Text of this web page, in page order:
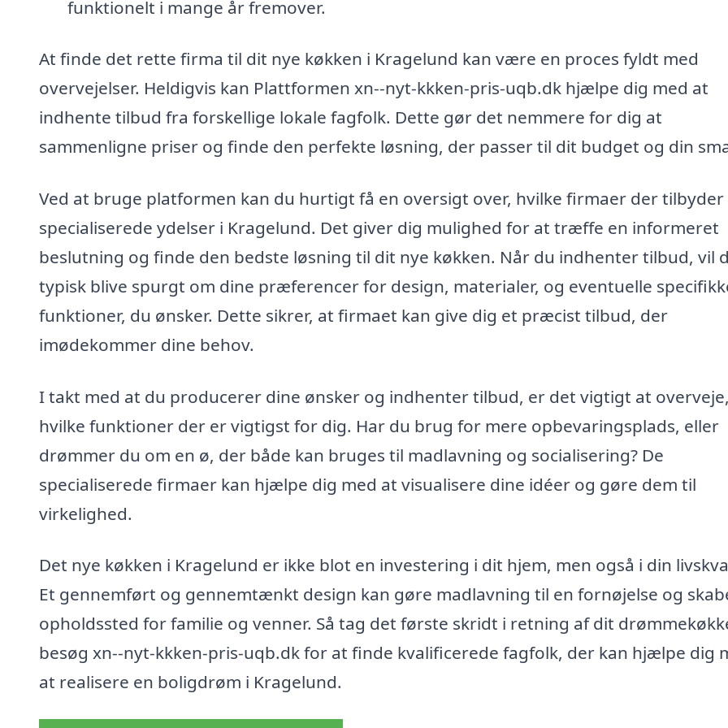
funktionelt i mange år fremover.
At finde det rette firma til dit nye køkken i Kragelund kan være en proces fyldt med
overvejelser. Heldigvis kan Plattformen xn--nyt-kkken-pris-uqb.dk hjælpe dig med at
indhente tilbud fra forskellige lokale fagfolk. Dette gør det nemmere for dig at
sammenligne priser og finde den perfekte løsning, der passer til dit budget og din
Ved at bruge platformen kan du hurtigt få en oversigt over, hvilke firmaer der tilbyder
specialiserede ydelser i Kragelund. Det giver dig mulighed for at træffe en informeret
beslutning og finde den bedste løsning til dit nye køkken. Når du indhenter tilbud, vil
typisk blive spurgt om dine præferencer for design, materialer, og eventuelle
funktioner, du ønsker. Dette sikrer, at firmaet kan give dig et præcist tilbud, der
imødekommer dine behov.
I takt med at du producerer dine ønsker og indhenter tilbud, er det vigtigt at overveje,
hvilke funktioner der er vigtigst for dig. Har du brug for mere opbevaringsplads, eller
drømmer du om en ø, der både kan bruges til madlavning og socialisering? De
specialiserede firmaer kan hjælpe dig med at visualisere dine idéer og gøre dem til
virkelighed.
Det nye køkken i Kragelund er ikke blot en investering i dit hjem, men også i din
Et gennemført og gennemtænkt design kan gøre madlavning til en fornøjelse og
opholdssted for familie og venner. Så tag det første skridt i retning af dit
besøg xn--nyt-kkken-pris-uqb.dk for at finde kvalificerede fagfolk, der kan hjælpe dig
at realisere en boligdrøm i Kragelund.